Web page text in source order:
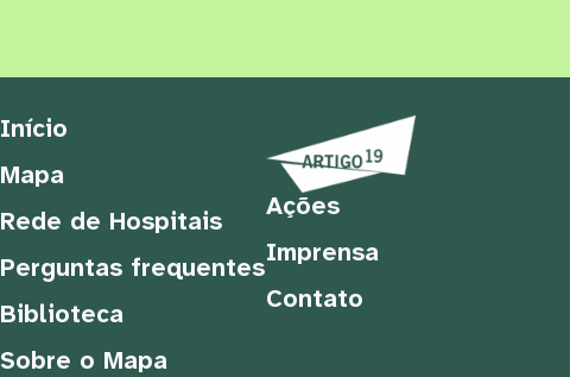
Início
Mapa
Rede de Hospitais
Perguntas frequentes
Biblioteca
Sobre o Mapa
Ações
Imprensa
Contato